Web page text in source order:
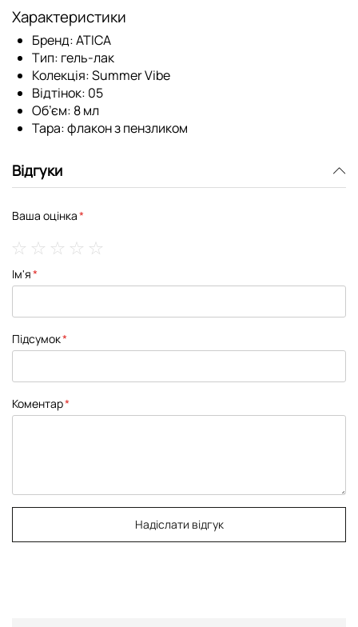
Характеристики
Бренд:ATICA
Тип: гель-лак
Колекція:Summer Vibe
Відтінок: 05
Об’єм: 8 мл
Тара:флакон з пензликом
Відгуки
Ваша оцінка
star
stars
stars
stars
stars
Ім'я
Підсумок
Коментар
Надіслати відгук